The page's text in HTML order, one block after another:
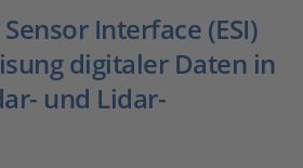
Interface (ESI)
digitaler Daten in
und Lidar-